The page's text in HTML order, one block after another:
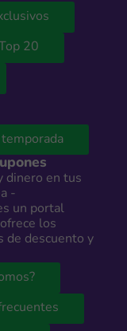
20
temporada
dinero en tus
-
un portal
los
de descuento y